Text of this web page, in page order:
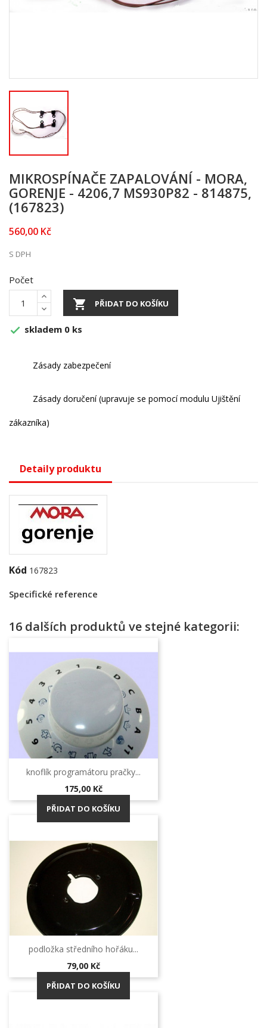
MIKROSPÍNAČE ZAPALOVÁNÍ - MORA,
GORENJE - 4206,7 MS930P82 - 814875,
(167823)
560,00 Kč
S DPH
Počet
 PŘIDAT DO KOŠÍKU
 skladem 0 ks
Zásady zabezpečení
Zásady doručení (upravuje se pomocí modulu Ujištění
zákazníka)
Detaily produktu
Kód 167823
Specifické reference
16 dalších produktů ve stejné kategorii:
knoflík programátoru pračky...
Cena
175,00 Kč
PŘIDAT DO KOŠÍKU
podložka středního hořáku...
Cena
79,00 Kč
PŘIDAT DO KOŠÍKU